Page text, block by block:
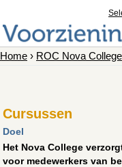
Home › ROC Nova College
Cursussen
Doel
Het Nova College
voor medewerkers van